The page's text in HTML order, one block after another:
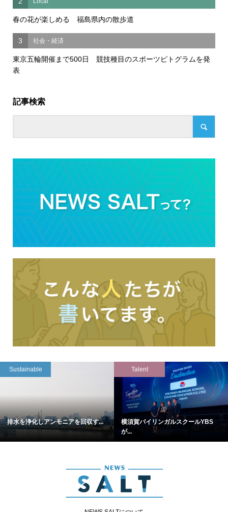
春の花が楽しめる 福島県内の散歩道
3 社会・経済
東京五輪開催まで500日 競技種目のスポーツピトグラムを発
表
記事検索
Sustainable
排水を浄化しアンモニアを回収す...
Talent
横須賀バイリンガルスクールYBS
が...